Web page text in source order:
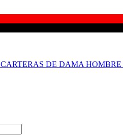
CARTERAS DE DAMA HOMBRE